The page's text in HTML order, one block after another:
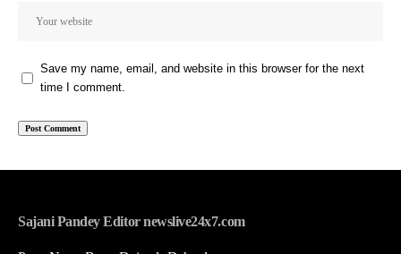
Save my name, email, and website in this browser for the next
time I comment.
Sajani Pandey Editor newslive24x7.com